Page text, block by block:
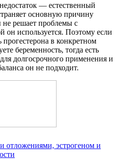
— естественный
основную причину
не решает проблемы с
он используется. Поэтому если
в конкретном
беременность, тогда есть
долгосрочного применения и
он не подходит.
отложениями, эстрогеном и